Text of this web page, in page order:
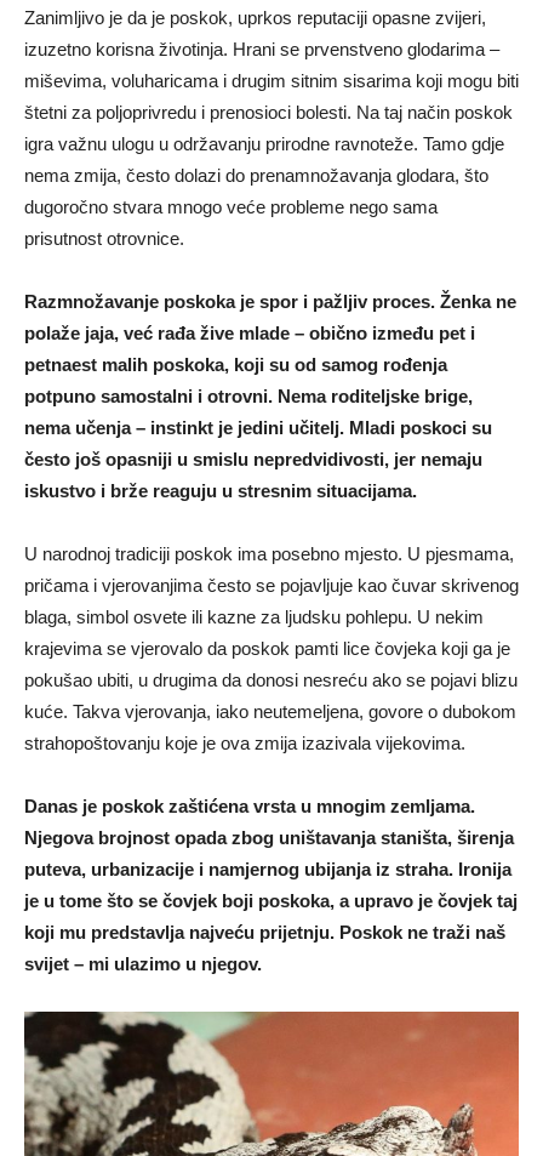
Zanimljivo je da je poskok, uprkos reputaciji opasne zvijeri,
izuzetno korisna životinja. Hrani se prvenstveno glodarima –
miševima, voluharicama i drugim sitnim sisarima koji mogu biti
štetni za poljoprivredu i prenosioci bolesti. Na taj način poskok
igra važnu ulogu u održavanju prirodne ravnoteže. Tamo gdje
nema zmija, često dolazi do prenamnožavanja glodara, što
dugoročno stvara mnogo veće probleme nego sama
prisutnost otrovnice.
Razmnožavanje poskoka je spor i pažljiv proces. Ženka ne
polaže jaja, već rađa žive mlade – obično između pet i
petnaest malih poskoka, koji su od samog rođenja
potpuno samostalni i otrovni. Nema roditeljske brige,
nema učenja – instinkt je jedini učitelj. Mladi poskoci su
često još opasniji u smislu nepredvidivosti, jer nemaju
iskustvo i brže reaguju u stresnim situacijama.
U narodnoj tradiciji poskok ima posebno mjesto. U pjesmama,
pričama i vjerovanjima često se pojavljuje kao čuvar skrivenog
blaga, simbol osvete ili kazne za ljudsku pohlepu. U nekim
krajevima se vjerovalo da poskok pamti lice čovjeka koji ga je
pokušao ubiti, u drugima da donosi nesreću ako se pojavi blizu
kuće. Takva vjerovanja, iako neutemeljena, govore o dubokom
strahopoštovanju koje je ova zmija izazivala vijekovima.
Danas je poskok zaštićena vrsta u mnogim zemljama.
Njegova brojnost opada zbog uništavanja staništa, širenja
puteva, urbanizacije i namjernog ubijanja iz straha. Ironija
je u tome što se čovjek boji poskoka, a upravo je čovjek taj
koji mu predstavlja najveću prijetnju. Poskok ne traži naš
svijet – mi ulazimo u njegov.